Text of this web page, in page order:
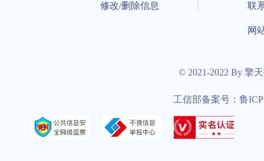
修改/删除信息 联
网
© 2021-2022 By 擎
工信部备案号：鲁